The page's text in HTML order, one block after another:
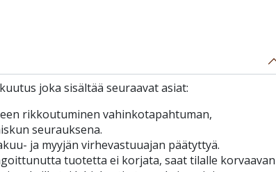
joka sisältää seuraavat asiat:
rikkoutuminen vahinkotapahtuman,
seurauksena.
ja myyjän virhevastuuajan päätyttyä.
tuotetta ei korjata, saat tilalle korvaavan